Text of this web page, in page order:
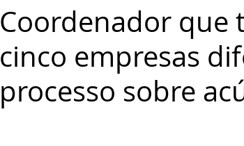
Coordenador que
cinco empresas
processo sobre